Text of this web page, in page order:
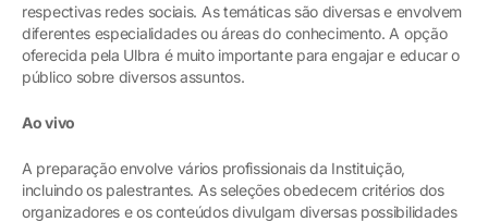
respectivas redes sociais. As temáticas são diversas e envolvem
diferentes especialidades ou áreas do conhecimento. A opção
oferecida pela Ulbra é muito importante para engajar e educar o
público sobre diversos assuntos.
Ao vivo
A preparação envolve vários profissionais da Instituição,
incluindo os palestrantes. As seleções obedecem critérios dos
organizadores e os conteúdos divulgam diversas possibilidades